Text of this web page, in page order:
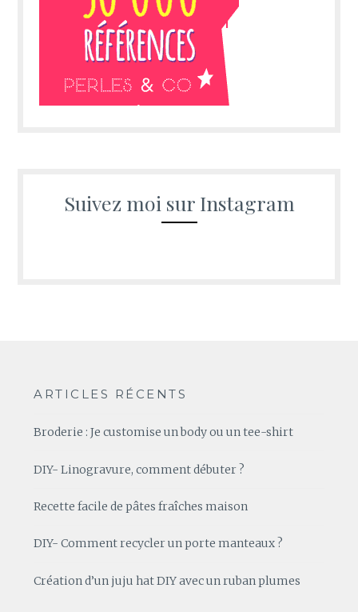
Suivez moi sur Instagram
ARTICLES RÉCENTS
Broderie : Je customise un body ou un tee-shirt
DIY- Linogravure, comment débuter ?
Recette facile de pâtes fraîches maison
DIY- Comment recycler un porte manteaux ?
Création d’un juju hat DIY avec un ruban plumes